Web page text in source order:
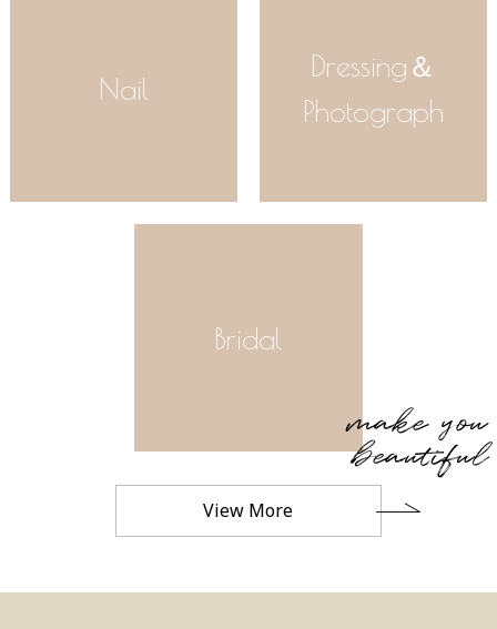
Nail
Dressing＆
Photograph
Bridal
make you
beautiful
View More